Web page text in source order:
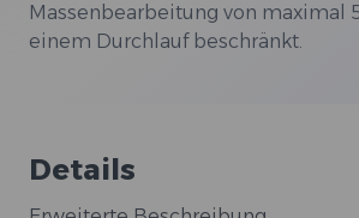
Massenbearbeitung von maximal
einem Durchlauf beschränkt.
Details